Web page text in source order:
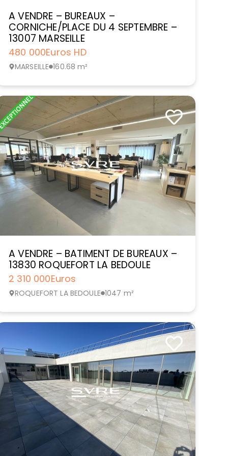
A VENDRE – BUREAUX –
CORNICHE/PLACE DU 4 SEPTEMBRE –
13007 MARSEILLE
480 000Euros HD
MARSEILLE 160.68 m²
A VENDRE – BATIMENT DE BUREAUX –
13830 ROQUEFORT LA BEDOULE
2 310 000Euros
ROQUEFORT LA BEDOULE 1047 m²